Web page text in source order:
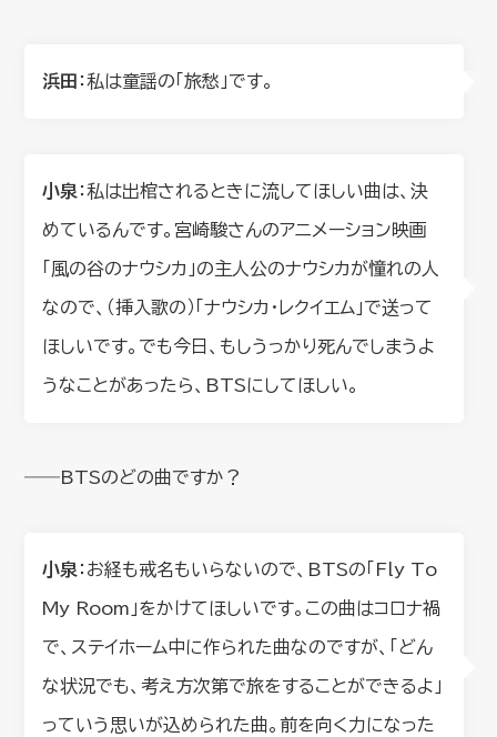
浜田 ：私は童謡の「旅愁」です。
小泉 ：私は出棺されるときに流してほしい曲は、決
めているんです。宮崎駿さんのアニメーション映画
「風の谷のナウシカ」の主人公のナウシカが憧れの人
なので、（挿入歌の）「ナウシカ・レクイエム」で送って
ほしいです。でも今日、もしうっかり死んでしまうよ
うなことがあったら、BTSにしてほしい。
――BTSのどの曲ですか？
小泉 ：お経も戒名もいらないので、BTSの「Fly To
My Room」をかけてほしいです。この曲はコロナ禍
で、ステイホーム中に作られた曲なのですが、「どん
な状況でも、考え方次第で旅をすることができるよ」
っていう思いが込められた曲。前を向く力になった